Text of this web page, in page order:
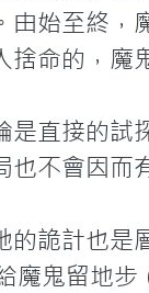
始至終
命的，魔
直接的
不會因而
詭計也
魔鬼留地